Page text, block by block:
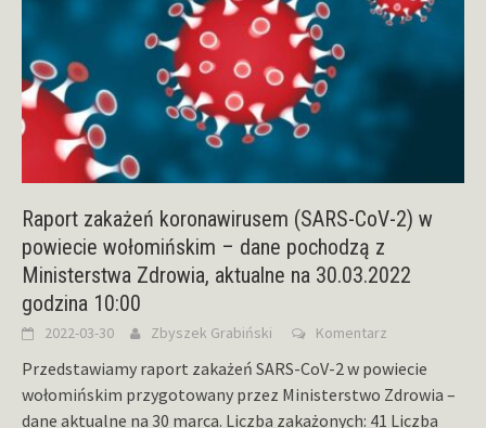
Raport zakażeń koronawirusem (SARS-CoV-2) w
powiecie wołomińskim – dane pochodzą z
Ministerstwa Zdrowia, aktualne na 30.03.2022
godzina 10:00
2022-03-30 Zbyszek Grabiński Komentarz
Przedstawiamy raport zakażeń SARS-CoV-2 w powiecie
wołomińskim przygotowany przez Ministerstwo Zdrowia –
dane aktualne na 30 marca. Liczba zakażonych: 41 Liczba